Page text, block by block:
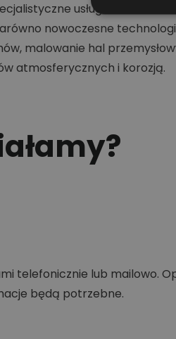
usługi w
nowoczesne
malowanie hal
atmosferycznych i korozją.
telefonicznie lub mailowo.
będą potrzebne.